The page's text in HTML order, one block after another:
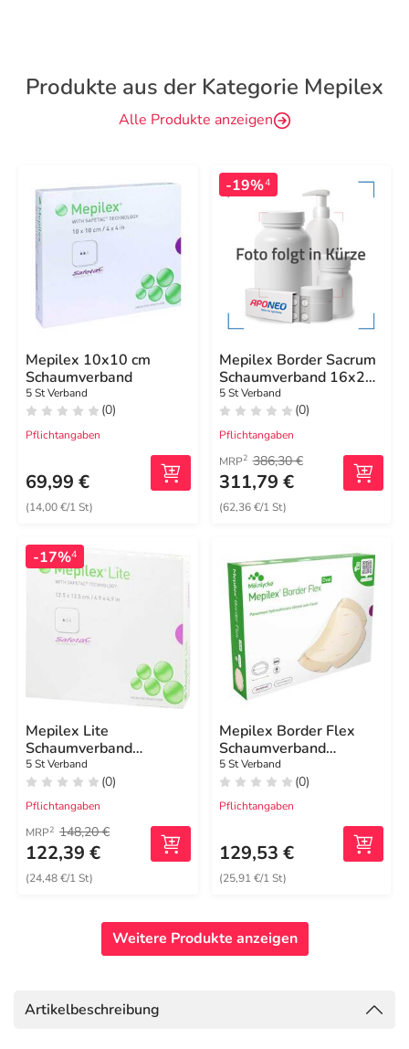
Produkte aus der Kategorie Mepilex
Alle Produkte anzeigen
Mepilex 10x10 cm
Schaumverband
5 St Verband
(0)
Pflichtangaben
69,99 €
(14,00 €/1 St)
-19%4
Mepilex Border Sacrum
Schaumverband 16x20
cm steril
5 St Verband
(0)
Pflichtangaben
MRP2 386,30 €
311,79 €
(62,36 €/1 St)
-17%4
Mepilex Lite
Schaumverband
12,5x12,5cm steril
5 St Verband
(0)
Pflichtangaben
MRP2 148,20 €
122,39 €
(24,48 €/1 St)
Mepilex Border Flex
Schaumverband
haft.7,8x10 cm oval
5 St Verband
(0)
Pflichtangaben
129,53 €
(25,91 €/1 St)
Weitere Produkte anzeigen
Artikelbeschreibung